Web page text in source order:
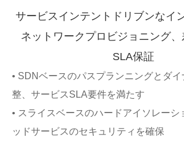
サービスインテントドリブンなイ
ネットワークプロビジョニング
SLA保証
• SDNベースのパスプランニングとダイ
整、サービスSLA要件を満たす
• スライスベースのハードアイソレーシ
ッドサービスのセキュリティを確保